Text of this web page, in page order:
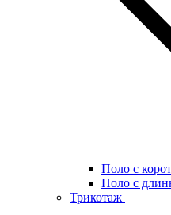
Поло с
Поло с
Трикотаж